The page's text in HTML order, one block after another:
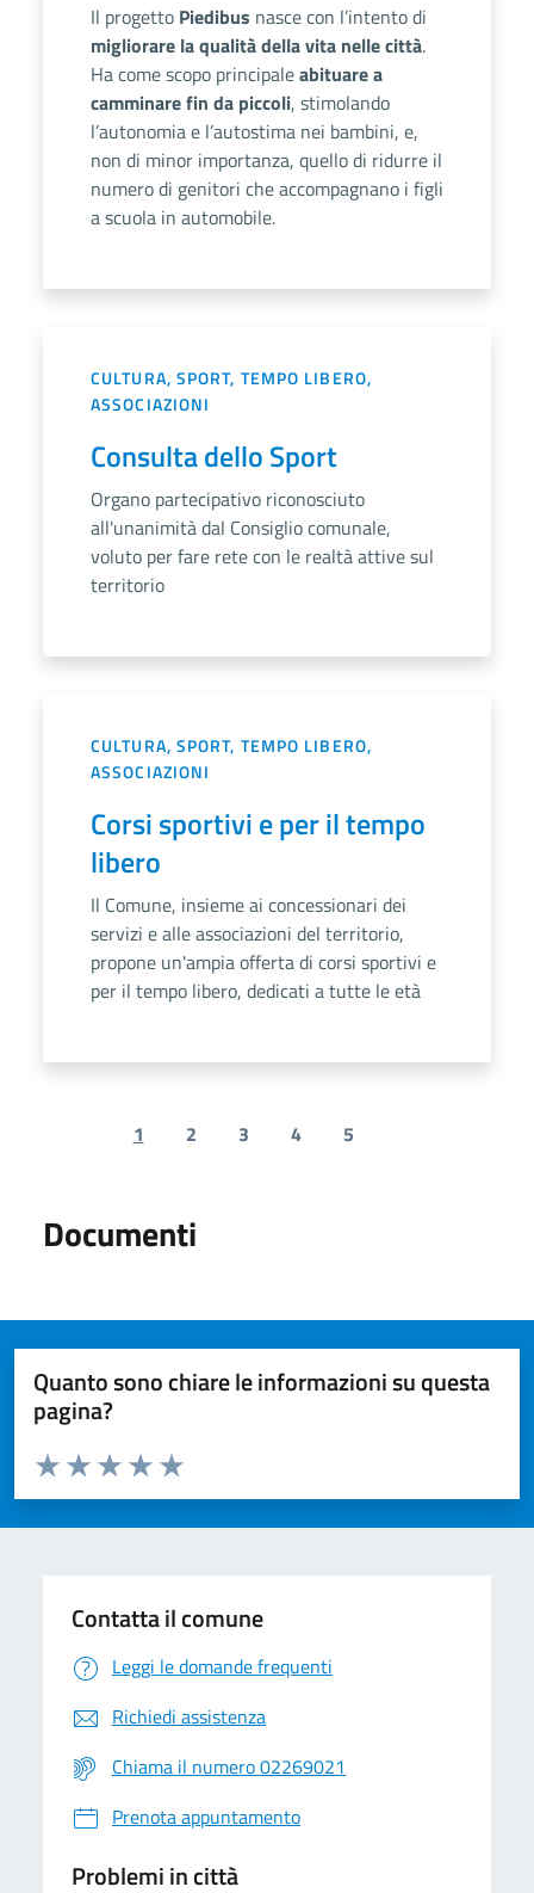
Il progetto Piedibus nasce con l’intento di
migliorare la qualità della vita nelle città.
Ha come scopo principaleabituare a
camminare fin da piccoli, stimolando
l’autonomia e l’autostima nei bambini, e,
non di minor importanza, quello di ridurre il
numero di genitori che accompagnano i figli
a scuola in automobile.
CULTURA, SPORT, TEMPO LIBERO,
ASSOCIAZIONI
Consulta dello Sport
Organo partecipativo riconosciuto
all'unanimità dal Consiglio comunale,
voluto per fare rete con le realtà attive sul
territorio
CULTURA, SPORT, TEMPO LIBERO,
ASSOCIAZIONI
Corsi sportivi e per il tempo
libero
Il Comune, insieme ai concessionari dei
servizi e alle associazioni del territorio,
propone un'ampia offerta di corsi sportivi e
per il tempo libero, dedicati a tutte le età
Previous page
1 2 3 4 5
Documenti
Quanto sono chiare le informazioni su questa
pagina?
Valuta da 1 a 5 stelle la pagina
Valuta 5 stelle su 5
Valuta 4 stelle su 5
Valuta 3 stelle su 5
Valuta 2 stelle su 5
Valuta 1 stelle su 5
Contatta il comune
Leggi le domande frequenti
Richiedi assistenza
Chiama il numero 02269021
Prenota appuntamento
Problemi in città